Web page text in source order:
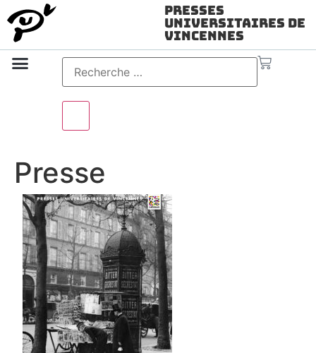
Presses
Universitaires de
Vincennes
Presse